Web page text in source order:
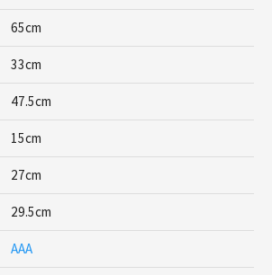
65cm
33cm
47.5cm
15cm
27cm
29.5cm
AAA